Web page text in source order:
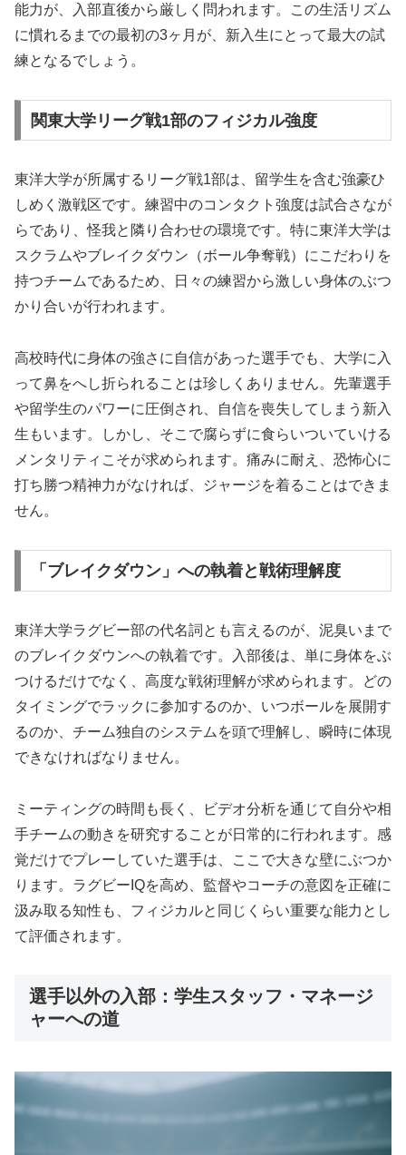
能力が、入部直後から厳しく問われます。この生活リズム
に慣れるまでの最初の3ヶ月が、新入生にとって最大の試
練となるでしょう。
関東大学リーグ戦1部のフィジカル強度
東洋大学が所属するリーグ戦1部は、留学生を含む強豪ひ
しめく激戦区です。練習中のコンタクト強度は試合さなが
らであり、怪我と隣り合わせの環境です。特に東洋大学は
スクラムやブレイクダウン（ボール争奪戦）にこだわりを
持つチームであるため、日々の練習から激しい身体のぶつ
かり合いが行われます。
高校時代に身体の強さに自信があった選手でも、大学に入
って鼻をへし折られることは珍しくありません。先輩選手
や留学生のパワーに圧倒され、自信を喪失してしまう新入
生もいます。しかし、そこで腐らずに食らいついていける
メンタリティこそが求められます。痛みに耐え、恐怖心に
打ち勝つ精神力がなければ、ジャージを着ることはできま
せん。
「ブレイクダウン」への執着と戦術理解度
東洋大学ラグビー部の代名詞とも言えるのが、泥臭いまで
のブレイクダウンへの執着です。入部後は、単に身体をぶ
つけるだけでなく、高度な戦術理解が求められます。どの
タイミングでラックに参加するのか、いつボールを展開す
るのか、チーム独自のシステムを頭で理解し、瞬時に体現
できなければなりません。
ミーティングの時間も長く、ビデオ分析を通じて自分や相
手チームの動きを研究することが日常的に行われます。感
覚だけでプレーしていた選手は、ここで大きな壁にぶつか
ります。ラグビーIQを高め、監督やコーチの意図を正確に
汲み取る知性も、フィジカルと同じくらい重要な能力とし
て評価されます。
選手以外の入部：学生スタッフ・マネージ
ャーへの道